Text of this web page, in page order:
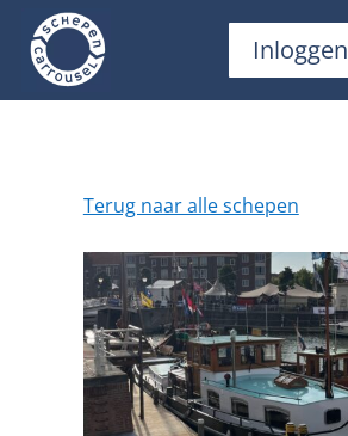
Inloggen
Terug naar alle schepen